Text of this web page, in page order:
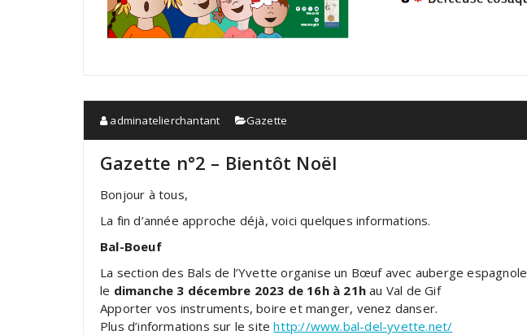
adminatelierchantant Gazette
Gazette n°2 – Bientôt Noël
Bonjour à tous,
La fin d’année approche déjà, voici quelques informations.
Bal-Boeuf
La section des Bals de l’Yvette organise un Bœuf avec auberge espagnole
le dimanche 3 décembre 2023 de 16h à 21h au Val de Gif
Apporter vos instruments, boire et manger, venez danser.
Plus d’informations sur le sitehttp://www.bal-del-yvette.net/